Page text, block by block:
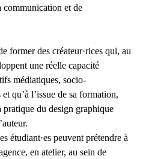
communication et de
former des créateur·rices qui, au
une réelle capacité
médiatiques, socio-
qu’à l’issue de sa formation,
pratique du design graphique
étudiant·es peuvent prétendre à
en atelier, au sein de